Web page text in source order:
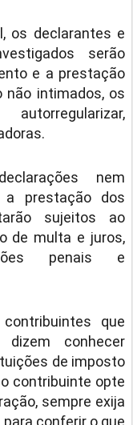
os declarantes e
serão
e a prestação
não intimados, os
nem
a prestação dos
sujeitos ao
de multa e juros,
penais e
que
conhecer
de imposto
contribuinte opte
sempre exija
conferir o que